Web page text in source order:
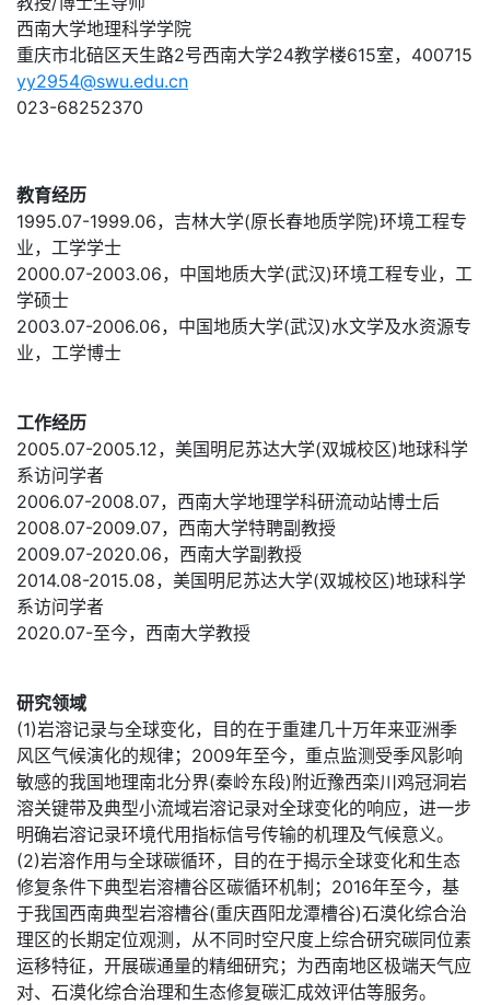
西南大学地理科学学院
重庆市北碚区天生路2号西南大学24教学楼615室，400715
yy2954@swu.edu.cn
023-68252370
教育经历
1995.07-1999.06，吉林大学(原长春地质学院)环境工程专
业，工学学士
2000.07-2003.06，中国地质大学(武汉)环境工程专业，工
学硕士
2003.07-2006.06，中国地质大学(武汉)水文学及水资源专
业，工学博士
工作经历
2005.07-2005.12，美国明尼苏达大学(双城校区)地球科学
系访问学者
2006.07-2008.07，西南大学地理学科研流动站博士后
2008.07-2009.07，西南大学特聘副教授
2009.07-2020.06，西南大学副教授
2014.08-2015.08，美国明尼苏达大学(双城校区)地球科学
系访问学者
2020.07-至今，西南大学教授
研究领域
(1)岩溶记录与全球变化，目的在于重建几十万年来亚洲季
风区气候演化的规律；2009年至今，重点监测受季风影响
敏感的我国地理南北分界(秦岭东段)附近豫西栾川鸡冠洞岩
溶关键带及典型小流域岩溶记录对全球变化的响应，进一步
明确岩溶记录环境代用指标信号传输的机理及气候意义。
(2)岩溶作用与全球碳循环，目的在于揭示全球变化和生态
修复条件下典型岩溶槽谷区碳循环机制；2016年至今，基
于我国西南典型岩溶槽谷(重庆酉阳龙潭槽谷)石漠化综合治
理区的长期定位观测，从不同时空尺度上综合研究碳同位素
运移特征，开展碳通量的精细研究；为西南地区极端天气应
对、石漠化综合治理和生态修复碳汇成效评估等服务。